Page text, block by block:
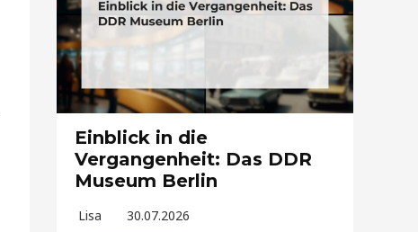
Einblick in die
Vergangenheit: Das DDR
Museum Berlin
Lisa 30.07.2026